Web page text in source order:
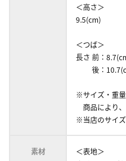
＜高さ＞
9.5(cm)
＜つば＞
長さ 前：
後：
※サイズ・重量
商品により、
※当店のサイ
素材
＜表地＞